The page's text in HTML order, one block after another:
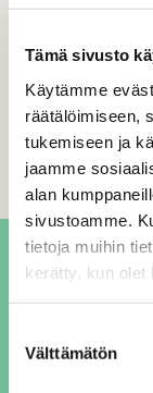
Tämä sivusto
Käytämme
räätälöimiseen,
tukemiseen ja
jaamme
alan
sivustoamme.
tietoja muihin
kerätty, kun olet
valinta
Välttämätön
tärkeitä
ehdoista.
Jaa artikkeli